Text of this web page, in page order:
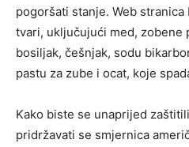
pogoršati stanje. Web
tvari, uključujući med, zobene
bosiljak, češnjak, sodu
pastu za zube i ocat, koje
Kako biste se unaprijed
pridržavati se smjernica